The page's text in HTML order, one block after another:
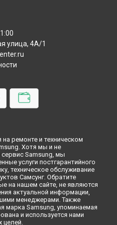
улица, 4А/1
ремонте и техническом
Хотя мы и не
Samsung, мы
услуги постгарантийного
техническое обслуживание
Самсунг. Обратите
на нашем сайте, не являются
актуальной информации,
менеджерами. Также
марка Samsung, упоминаемая
и используется нами